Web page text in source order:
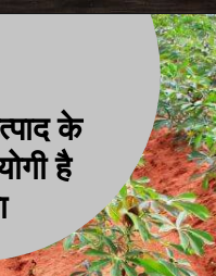
के
है